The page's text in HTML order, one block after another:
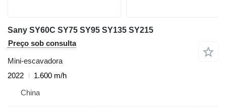
Sany SY60C SY75 SY95 SY135 SY215
Preço sob consulta
Mini-escavadora
2022
1.600 m/h
China